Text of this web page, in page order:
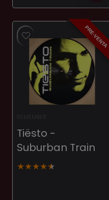
PRE-VENTA
Tiësto ‎-
Suburban Train
★★★★★